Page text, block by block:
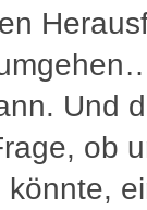
Und
ob
könnte,